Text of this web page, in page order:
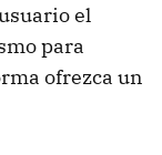
el
para
ofrezca un